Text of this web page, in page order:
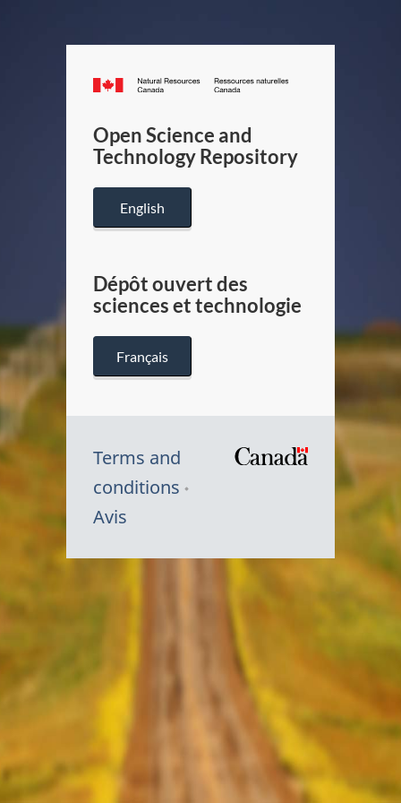
Canada.ca
/
Canada
Open Science and
Technology Repository
English
Dépôt ouvert des
sciences et technologie
Français
Terms and
conditions
Avis
Symbole
Canada